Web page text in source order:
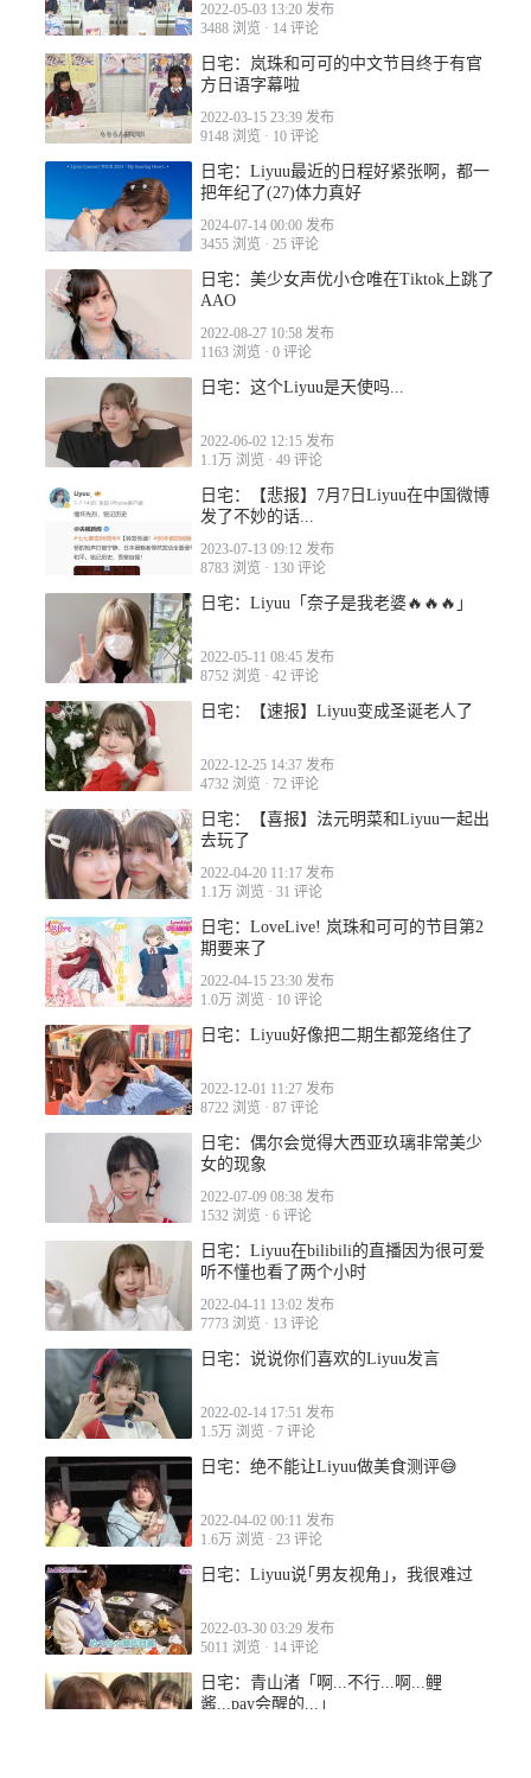
2022-12-08 11:58
2022-12-08 12:00
2022-12-08 16:50
2022-12-09 01:44
2022-12-09 21:28
2022-12-10 08:34
2022-05-03 13:20 发布
3488 浏览 · 14 评论
日宅：岚珠和可可的中文节目终于有官
方日语字幕啦
2022-03-15 23:39 发布
9148 浏览 · 10 评论
日宅：Liyuu最近的日程好紧张啊，都一
把年纪了(27)体力真好
2024-07-14 00:00 发布
3455 浏览 · 25 评论
日宅：美少女声优小仓唯在Tiktok上跳了
AAO
2022-08-27 10:58 发布
1163 浏览 · 0 评论
日宅：这个Liyuu是天使吗...
2022-06-02 12:15 发布
1.1万 浏览 · 49 评论
日宅：【悲报】7月7日Liyuu在中国微博
发了不妙的话...
2023-07-13 09:12 发布
8783 浏览 · 130 评论
日宅：Liyuu「奈子是我老婆🔥🔥🔥」
2022-05-11 08:45 发布
8752 浏览 · 42 评论
日宅：【速报】Liyuu变成圣诞老人了
2022-12-25 14:37 发布
4732 浏览 · 72 评论
日宅：【喜报】法元明菜和Liyuu一起出
去玩了
2022-04-20 11:17 发布
1.1万 浏览 · 31 评论
日宅：LoveLive! 岚珠和可可的节目第2
期要来了
2022-04-15 23:30 发布
1.0万 浏览 · 10 评论
日宅：Liyuu好像把二期生都笼络住了
2022-12-01 11:27 发布
8722 浏览 · 87 评论
日宅：偶尔会觉得大西亚玖璃非常美少
女的现象
2022-07-09 08:38 发布
1532 浏览 · 6 评论
日宅：Liyuu在bilibili的直播因为很可爱
听不懂也看了两个小时
2022-04-11 13:02 发布
7773 浏览 · 13 评论
日宅：说说你们喜欢的Liyuu发言
2022-02-14 17:51 发布
1.5万 浏览 · 7 评论
日宅：绝不能让Liyuu做美食测评😅
2022-04-02 00:11 发布
1.6万 浏览 · 23 评论
日宅：Liyuu说｢男友视角｣，我很难过
2022-03-30 03:29 发布
5011 浏览 · 14 评论
日宅：青山渚「啊...不行...啊...鲤
酱...pay会醒的...」